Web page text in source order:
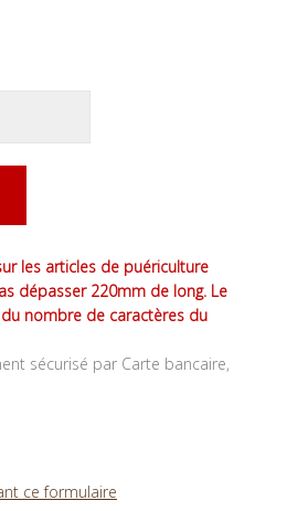
les articles de puériculture
dépasser 220mm de long. Le
nombre de caractères du
sécurisé par Carte bancaire,
ce formulaire